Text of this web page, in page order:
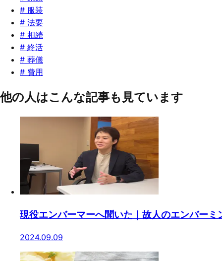
# 服装
# 法要
# 相続
# 終活
# 葬儀
# 費用
他の人はこんな記事も見ています
現役エンバーマーへ聞いた｜故人のエンバーミ
2024.09.09